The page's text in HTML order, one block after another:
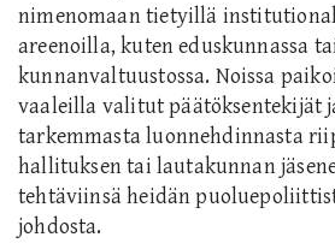
nimenomaan tietyillä
areenoilla, kuten eduskunnassa
kunnanvaltuustossa. Noissa
vaaleilla valitut päätöksentekijät
tarkemmasta luonnehdinnasta
hallituksen tai lautakunnan
tehtäviinsä heidän
johdosta.